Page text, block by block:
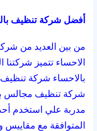
أفضل شركة تنظيف
من بين العديد من
الاحساء تتميز شركتنا
بالاحساء شركة
شركة تنظيف مجالس
مدربة علي استخدم
المتوافقة مع مقاييس